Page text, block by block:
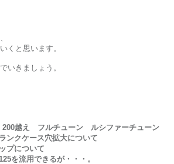
くと思います。
きましょう。
越え フルチューン ルシファーチューン
ンクケース穴拡大について
プについて
を流用できるが・・・。